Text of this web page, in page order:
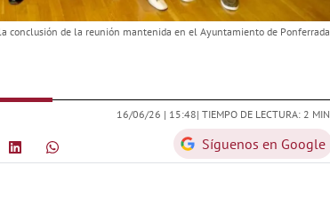
conclusión de la reunión mantenida en el Ayuntamiento de Ponferrada.
16/06/26 | 15:48| TIEMPO DE LECTURA: 2 MIN.
Síguenos en Google